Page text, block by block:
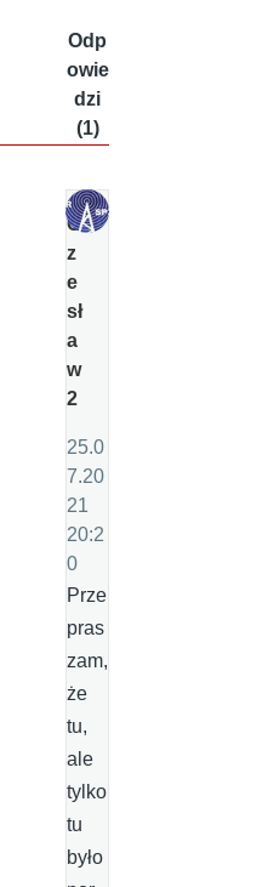
Odp
owie
dzi
(1)
C
z
e
sł
a
w
2
25.0
7.20
21
20:2
0
Prze
pras
zam,
że
tu,
ale
tylko
tu
było